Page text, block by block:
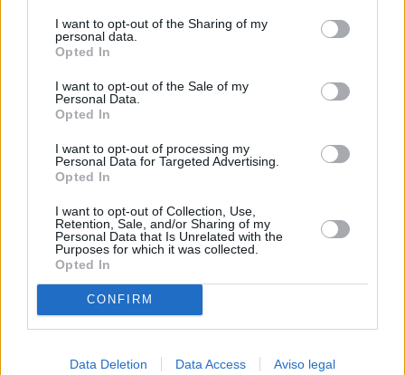
de su consentimiento, pero usted tiene el derecho de
rechazar tal procesamiento. Sus preferencias se aplicarán
cualquier momento entrando de nuevo en este sitio web o
visitando nuestra política de privacidad.
I want to opt-out of the Sharing of my
personal data.
Opted In
I want to opt-out of the Sale of my
Personal Data.
Opted In
I want to opt-out of processing my
Personal Data for Targeted Advertising.
Opted In
I want to opt-out of Collection, Use,
Retention, Sale, and/or Sharing of my
Personal Data that Is Unrelated with the
Purposes for which it was collected.
Opted In
CONFIRM
Data Deletion Data Access Aviso legal